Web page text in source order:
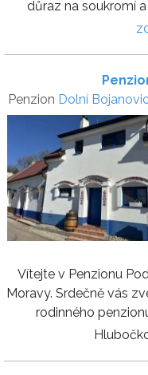
důraz na soukromí
Penzion Dolní
Vítejte v Penzionu
Moravy. Srdečně vás
rodinného